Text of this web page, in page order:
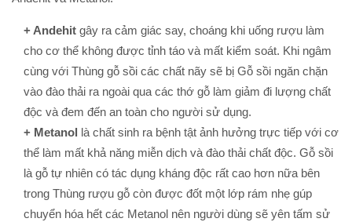
+ Andehit gây ra cảm giác say, choáng khi uống rượu làm
cho cơ thể không được tỉnh táo và mất kiểm soát. Khi ngâm
cùng với Thùng gỗ sồi các chất nãy sẽ bị Gỗ sồi ngăn chặn
vào đào thải ra ngoài qua các thớ gỗ làm giảm đi lượng chất
độc và đem đến an toàn cho người sử dụng.
+ Metanol là chất sinh ra bệnh tật ảnh hưởng trực tiếp với cơ
thể làm mất khả năng miễn dịch và đào thải chất độc. Gỗ sồi
là gỗ tự nhiên có tác dụng kháng độc rất cao hơn nữa bên
trong Thùng rượu gỗ còn được đốt một lớp rám nhẹ gúp
chuyển hóa hết các Metanol nên người dùng sẽ yên tấm sử